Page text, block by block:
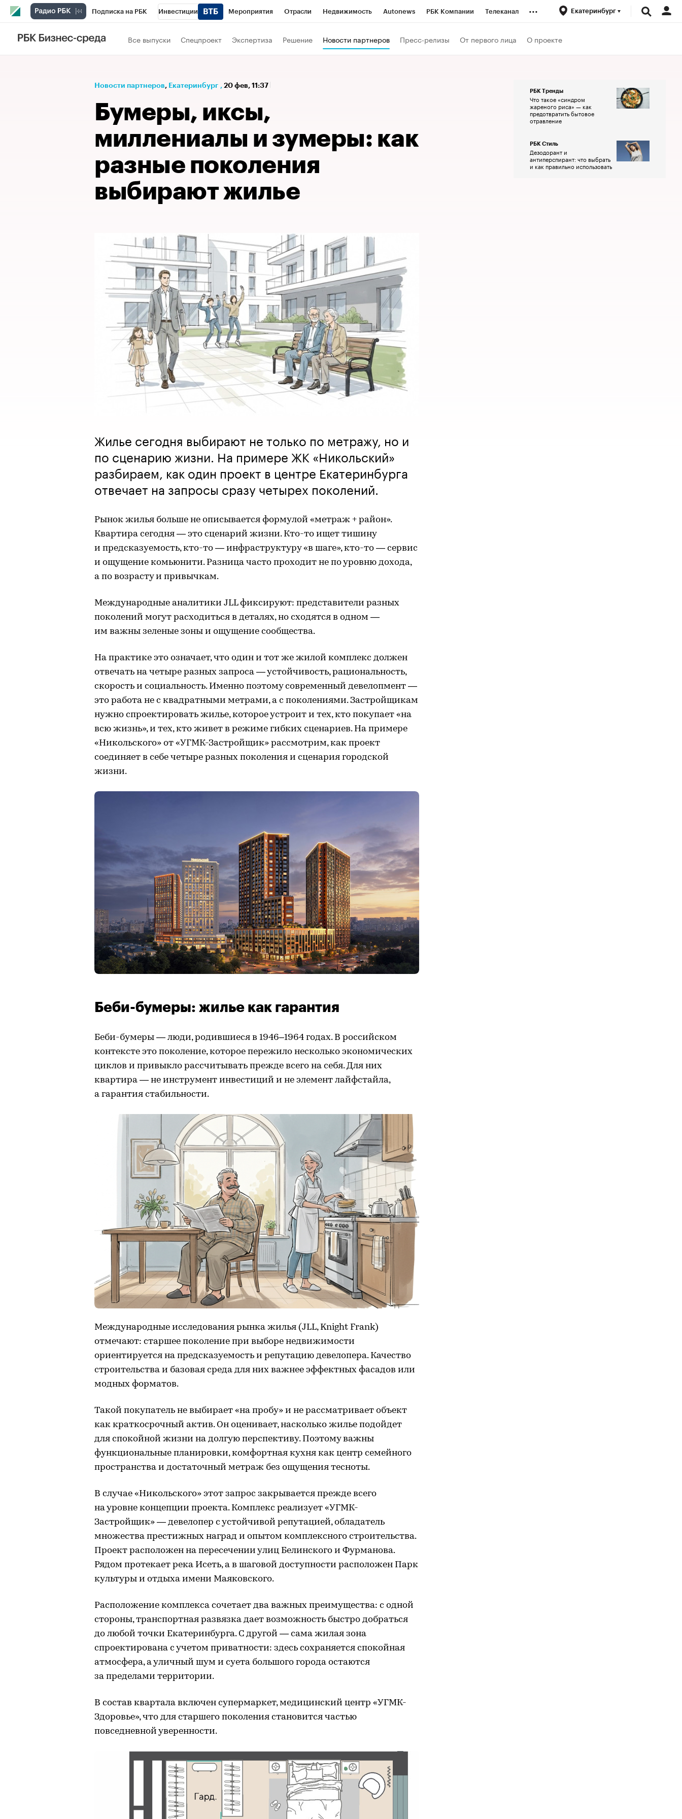
Подписка на РБК Инвестиции Мероприятия Отрасли Недвижимость Autonews РБК Компании Телеканал
РБК Вино
Проверка контрагентов
... Екатеринбург
Все выпуски Спецпроект Экспертиза Решение Новости партнеров Пресс-релизы От первого лица О проекте
Новости партнеров⁠, Екатеринбург , 20 фев, 11:37
Бумеры, иксы,
миллениалы и зумеры: как
разные поколения
выбирают жилье
Жилье сегодня выбирают не только по метражу, но и
по сценарию жизни. На примере ЖК «Никольский»
разбираем, как один проект в центре Екатеринбурга
отвечает на запросы сразу четырех поколений.
Рынок жилья больше не описывается формулой «метраж + район».
Квартира сегодня — это сценарий жизни. Кто-то ищет тишину
и предсказуемость, кто-то — инфраструктуру «в шаге», кто-то — сервис
и ощущение комьюнити. Разница часто проходит не по уровню дохода,
а по возрасту и привычкам.
Международные аналитики JLL фиксируют: представители разных
поколений могут расходиться в деталях, но сходятся в одном —
им важны зеленые зоны и ощущение сообщества.
На практике это означает, что один и тот же жилой комплекс должен
отвечать на четыре разных запроса — устойчивость, рациональность,
скорость и социальность. Именно поэтому современный девелопмент —
это работа не с квадратными метрами, а с поколениями. Застройщикам
нужно спроектировать жилье, которое устроит и тех, кто покупает «на
всю жизнь», и тех, кто живет в режиме гибких сценариев. На примере
«Никольского» от «УГМК-Застройщик» рассмотрим, как проект
соединяет в себе четыре разных поколения и сценария городской
жизни.
Беби-бумеры: жилье как гарантия
Беби-бумеры — люди, родившиеся в 1946–1964 годах. В российском
контексте это поколение, которое пережило несколько экономических
циклов и привыкло рассчитывать прежде всего на себя. Для них
квартира — не инструмент инвестиций и не элемент лайфстайла,
а гарантия стабильности.
Международные исследования рынка жилья (JLL, Knight Frank)
отмечают: старшее поколение при выборе недвижимости
ориентируется на предсказуемость и репутацию девелопера. Качество
строительства и базовая среда для них важнее эффектных фасадов или
модных форматов.
Такой покупатель не выбирает «на пробу» и не рассматривает объект
как краткосрочный актив. Он оценивает, насколько жилье подойдет
для спокойной жизни на долгую перспективу. Поэтому важны
функциональные планировки, комфортная кухня как центр семейного
пространства и достаточный метраж без ощущения тесноты.
В случае «Никольского» этот запрос закрывается прежде всего
на уровне концепции проекта. Комплекс реализует «УГМК-
Застройщик» — девелопер с устойчивой репутацией, обладатель
множества престижных наград и опытом комплексного строительства.
Проект расположен на пересечении улиц Белинского и Фурманова.
Рядом протекает река Исеть, а в шаговой доступности расположен Парк
культуры и отдыха имени Маяковского.
Расположение комплекса сочетает два важных преимущества: с одной
стороны, транспортная развязка дает возможность быстро добраться
до любой точки Екатеринбурга. С другой — сама жилая зона
спроектирована с учетом приватности: здесь сохраняется спокойная
атмосфера, а уличный шум и суета большого города остаются
за пределами территории.
В состав квартала включен супермаркет, медицинский центр «УГМК-
Здоровье», что для старшего поколения становится частью
повседневной уверенности.
РБК Тренды
Что такое «синдром
жареного риса» — как
предотвратить бытовое
отравление
РБК Стиль
Дезодорант и
антиперспирант: что выбрать
и как правильно использовать